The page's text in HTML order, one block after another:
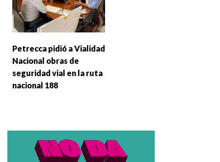
Petrecca pidió a Vialidad
Nacional obras de
seguridad vial en la ruta
nacional 188